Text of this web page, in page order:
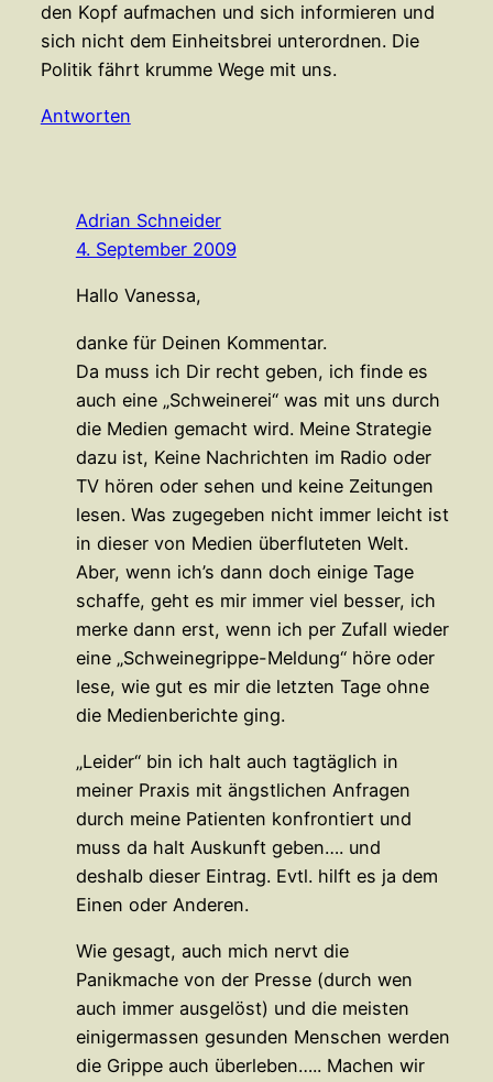
den Kopf aufmachen und sich informieren und
sich nicht dem Einheitsbrei unterordnen. Die
Politik fährt krumme Wege mit uns.
Antworten
Adrian Schneider
4. September 2009
Hallo Vanessa,
danke für Deinen Kommentar.
Da muss ich Dir recht geben, ich finde es
auch eine „Schweinerei“ was mit uns durch
die Medien gemacht wird. Meine Strategie
dazu ist, Keine Nachrichten im Radio oder
TV hören oder sehen und keine Zeitungen
lesen. Was zugegeben nicht immer leicht ist
in dieser von Medien überfluteten Welt.
Aber, wenn ich’s dann doch einige Tage
schaffe, geht es mir immer viel besser, ich
merke dann erst, wenn ich per Zufall wieder
eine „Schweinegrippe-Meldung“ höre oder
lese, wie gut es mir die letzten Tage ohne
die Medienberichte ging.
„Leider“ bin ich halt auch tagtäglich in
meiner Praxis mit ängstlichen Anfragen
durch meine Patienten konfrontiert und
muss da halt Auskunft geben…. und
deshalb dieser Eintrag. Evtl. hilft es ja dem
Einen oder Anderen.
Wie gesagt, auch mich nervt die
Panikmache von der Presse (durch wen
auch immer ausgelöst) und die meisten
einigermassen gesunden Menschen werden
die Grippe auch überleben….. Machen wir